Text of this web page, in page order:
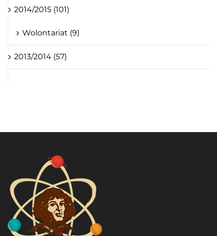
2014/2015 (101)
Wolontariat (9)
2013/2014 (57)